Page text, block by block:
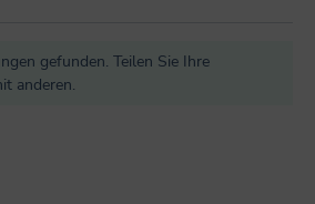
gefunden. Teilen Sie Ihre
anderen.